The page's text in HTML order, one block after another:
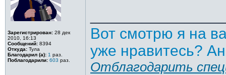
Зарегистрирован: 28 дек
2010, 16:13
Сообщений: 8394
Откуда: Тула
Благодарил (а): 1 раз.
Поблагодарили: 603 раз.
Вот смотрю я на
уже нравитесь?
Отблагодарить